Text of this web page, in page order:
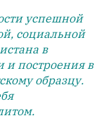
успешной
социальной
в
и построения в
образцу.